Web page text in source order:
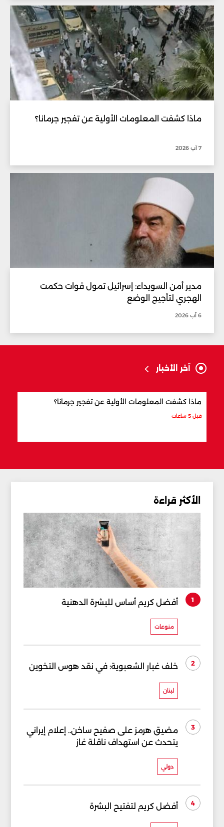
ماذا كشفت المعلومات الأولية عن تفجير جرمانا؟
7 آب 2026
مدير أمن السويداء: إسرائيل تمول قوات حكمت
الهجري لتأجيج الوضع
6 آب 2026
آخر الأخبار
ماذا كشفت المعلومات الأولية عن تفجير جرمانا؟
قبل 5 ساعات
الأكثر قراءة
1 أفضل كريم أساس للبشرة الدهنية
منوعات
2 خلف غبار الشعبوية: في نقد هوس التخوين
لبنان
3
مضيق هرمز على صفيح ساخن.. إعلام إيراني
يتحدث عن استهداف ناقلة غاز
دولي
4 أفضل كريم لتفتيح البشرة